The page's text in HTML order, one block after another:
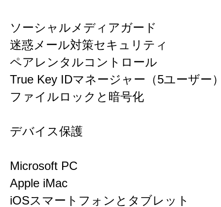
ソーシャルメディアガード
迷惑メール対策セキュリティ
ペアレンタルコントロール
True Key IDマネージャー（5ユーザー
ファイルロックと暗号化
デバイス保護
Microsoft PC
Apple iMac
iOSスマートフォンとタブレット